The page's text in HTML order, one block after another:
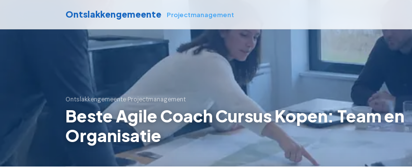
Ontslakkengemeente Projectmanagement
Ontslakkengemeente›Projectmanagement
Beste Agile Coach Cursus Kopen: Team en
Organisatie